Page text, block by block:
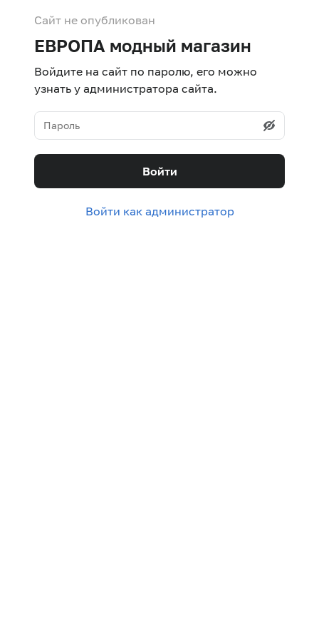
Сайт не опубликован
ЕВРОПА модный магазин
Войдите на сайт по паролю, его можно
узнать у администратора сайта.
Войти
Войти как администратор